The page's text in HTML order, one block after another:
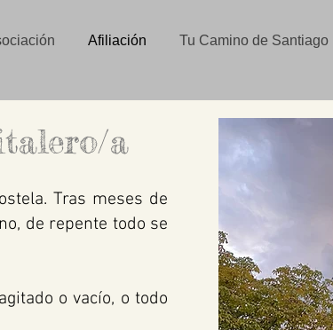
Afiliación Tu Camino de Santiago
a
Tras meses de
de repente todo se
o vacío, o todo